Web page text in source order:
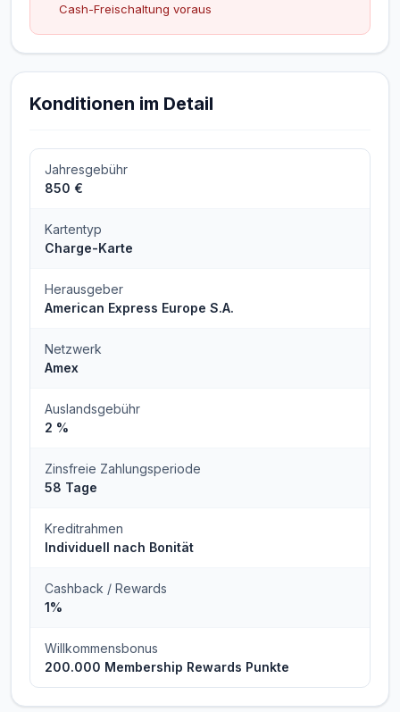
Cash-Freischaltung voraus
Konditionen im Detail
Jahresgebühr
850 €
Kartentyp
Charge-Karte
Herausgeber
American Express Europe S.A.
Netzwerk
Amex
Auslandsgebühr
2 %
Zinsfreie Zahlungsperiode
58 Tage
Kreditrahmen
Individuell nach Bonität
Cashback / Rewards
1%
Willkommensbonus
200.000 Membership Rewards Punkte